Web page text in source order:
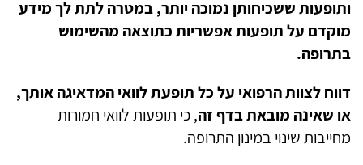
ותופעות ששכיחותן נמוכה יותר, במטרה לתת לך מידע
מוקדם על תופעות אפשריות כתוצאה מהשימוש
בתרופה.
דווח לצוות הרפואי על כל תופעת לוואי המדאיגה אותך,
או שאינה מובאת בדף זה, כי תופעות לוואי חמורות
מחייבות שינוי במינון התרופה.